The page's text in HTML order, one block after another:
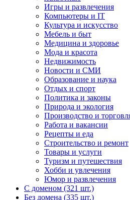
Игры и развлечения
Компьютеры и IT
Культура и искусство
Мебель и быт
Медицина и здоровье
Мода и красота
Недвижимость
Новости и СМИ
Образование и наука
Отдых и спорт
Политика и законы
Природа и экология
Производство и
Работа и вакансии
Рецепты и еда
Строительство и ремонт
Товары и услуги
Туризм и путешествия
Хобби и увлечения
Юмор и развлечения
С доменом (321 шт.)
Без домена (335 шт.)